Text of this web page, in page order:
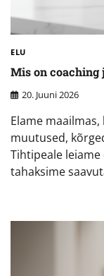
ELU
Mis on coaching
20. Juuni 2026
Elame
muutused,
Tihtipeale
tahaksime